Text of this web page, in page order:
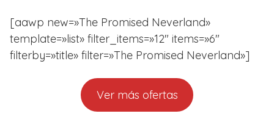
[aawp new=»The Promised Neverland»
template=»list» filter_items=»12″ items=»6″
filterby=»title» filter=»The Promised Neverland»]
Ver más ofertas